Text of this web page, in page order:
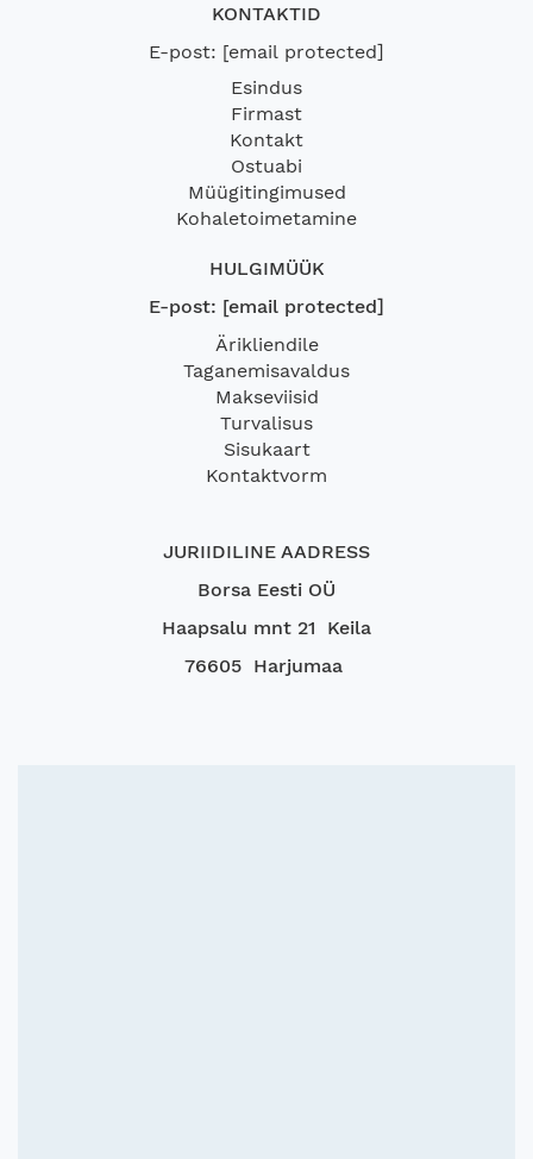
KONTAKTID
E-post: [email protected]
Esindus
Firmast
Kontakt
Ostuabi
Müügitingimused
Kohaletoimetamine
HULGIMÜÜK
E-post: [email protected]
Ärikliendile
Taganemisavaldus
Makseviisid
Turvalisus
Sisukaart
Kontaktvorm
JURIIDILINE AADRESS
Borsa Eesti OÜ
Haapsalu mnt 21 Keila
76605 Harjumaa